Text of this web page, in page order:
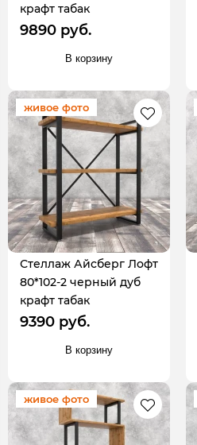
крафт табак
9890 руб.
В корзину
живое фото
Стеллаж Айсберг Лофт
80*102-2 черный дуб
крафт табак
9390 руб.
В корзину
живое фото